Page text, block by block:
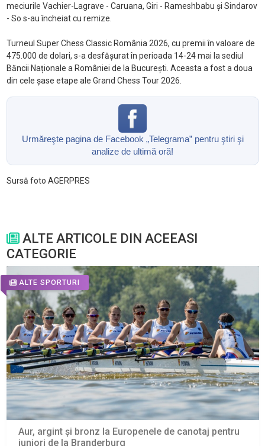
meciurile Vachier-Lagrave - Caruana, Giri - Rameshbabu și Sindarov
- So s-au încheiat cu remize.
Turneul Super Chess Classic România 2026, cu premii în valoare de
475.000 de dolari, s-a desfășurat în perioada 14-24 mai la sediul
Băncii Naționale a României de la București. Aceasta a fost a doua
din cele șase etape ale Grand Chess Tour 2026.
Urmăreşte pagina de Facebook „Telegrama” pentru ştiri şi
analize de ultimă oră!
Sursă foto AGERPRES
ALTE ARTICOLE DIN ACEEASI
CATEGORIE
ALTE SPORTURI
Aur, argint și bronz la Europenele de canotaj pentru
juniori de la Branderburg